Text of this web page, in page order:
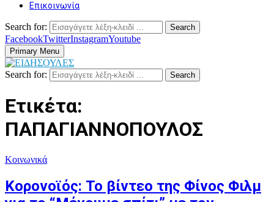
Επικοινωνία
Search for: Search
FacebookTwitterInstagramYoutube
Primary Menu
Search for: Search
Ετικέτα:
ΠΑΠΑΓΙΑΝΝΟΠΟΥΛΟΣ
Κοινωνικά
Κορονοϊός: Το βίντεο της Φίνος Φιλμ